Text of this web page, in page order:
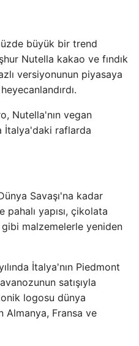
büyük bir trend
Nutella kakao ve fındık
versiyonunun piyasaya
Nutella'nın vegan
İtalya'daki raflarda
Savaşı'na kadar
pahalı yapısı, çikolata
malzemelerle yeniden
İtalya'nın Piedmont
satışıyla
logosu dünya
Almanya, Fransa ve